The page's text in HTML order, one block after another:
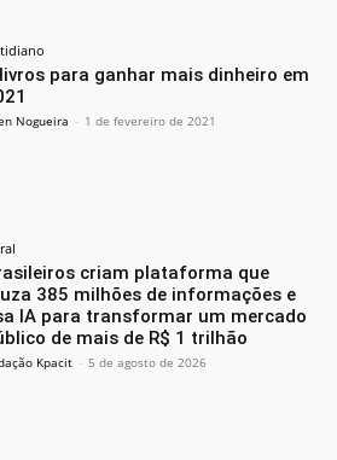
para ganhar mais dinheiro em
Nogueira - 1 de fevereiro de 2021
criam plataforma que
385 milhões de informações e
IA para transformar um mercado
de mais de R$ 1 trilhão
Kpacit - 5 de agosto de 2026